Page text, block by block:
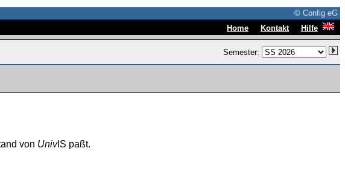
© Config eG
Home Kontakt Hilfe
Semester:
von UnivIS paßt.